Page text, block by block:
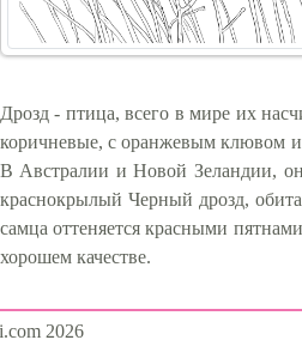
Дрозд - птица, всего в мире их
коричневые, с оранжевым клювом и
В Австралии и Новой Зеландии,
краснокрылый Черный дрозд,
самца оттеняется красными
хорошем качестве.
2026